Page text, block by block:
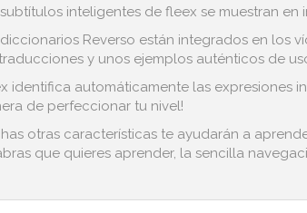
inteligentes de fleex se muestran
Reverso están integrados en los
y unos ejemplos auténticos de
identifica automáticamente las expresiones
de perfeccionar tu nivel!
otras características te ayudarán a
que quieres aprender, la sencilla